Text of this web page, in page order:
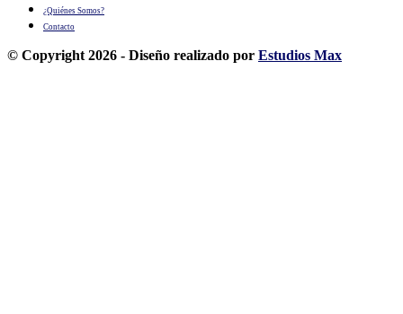
¿Quiénes Somos?
Contacto
© Copyright 2026 - Diseño realizado por Estudios Max